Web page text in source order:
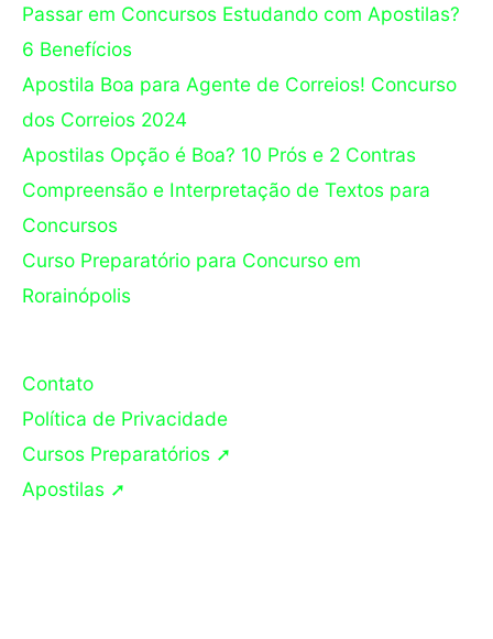
Passar em Concursos Estudando com Apostilas?
6 Benefícios
Apostila Boa para Agente de Correios! Concurso
dos Correios 2024
Apostilas Opção é Boa? 10 Prós e 2 Contras
Compreensão e Interpretação de Textos para
Concursos
Curso Preparatório para Concurso em
Rorainópolis
Contato
Política de Privacidade
Cursos Preparatórios ➚
Apostilas ➚